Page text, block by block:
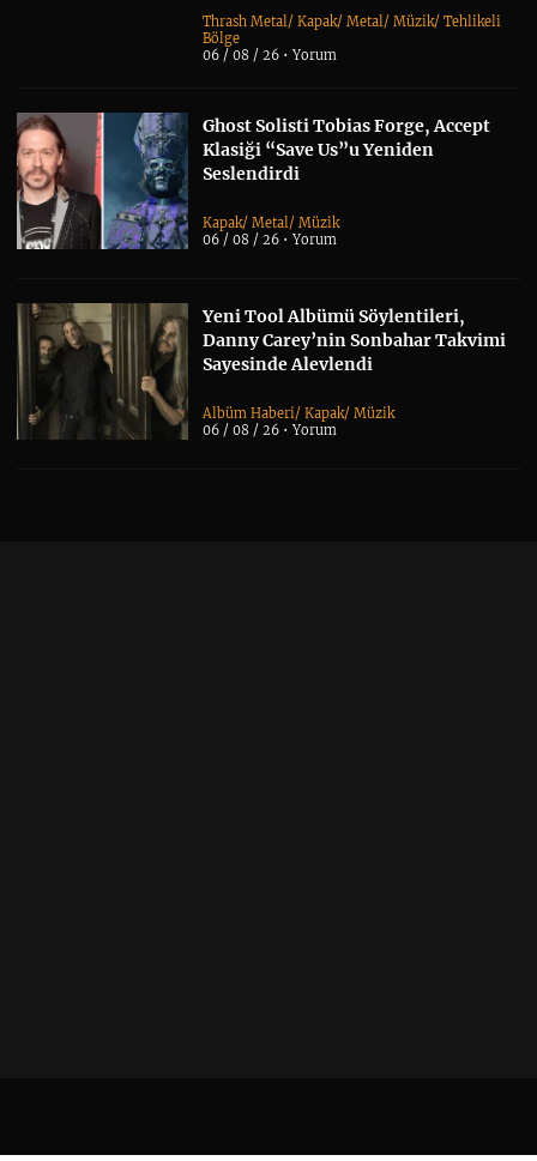
Thrash Metal /Kapak/Metal /Müzik/Tehlikeli
Bölge
06 / 08 / 26 •Yorum
Ghost Solisti Tobias Forge, Accept
Klasiği “Save Us”u Yeniden
Seslendirdi
Kapak/Metal /Müzik
06 / 08 / 26 •Yorum
Yeni Tool Albümü Söylentileri,
Danny Carey’nin Sonbahar Takvimi
Sayesinde Alevlendi
Albüm Haberi/Kapak/Müzik
06 / 08 / 26 •Yorum